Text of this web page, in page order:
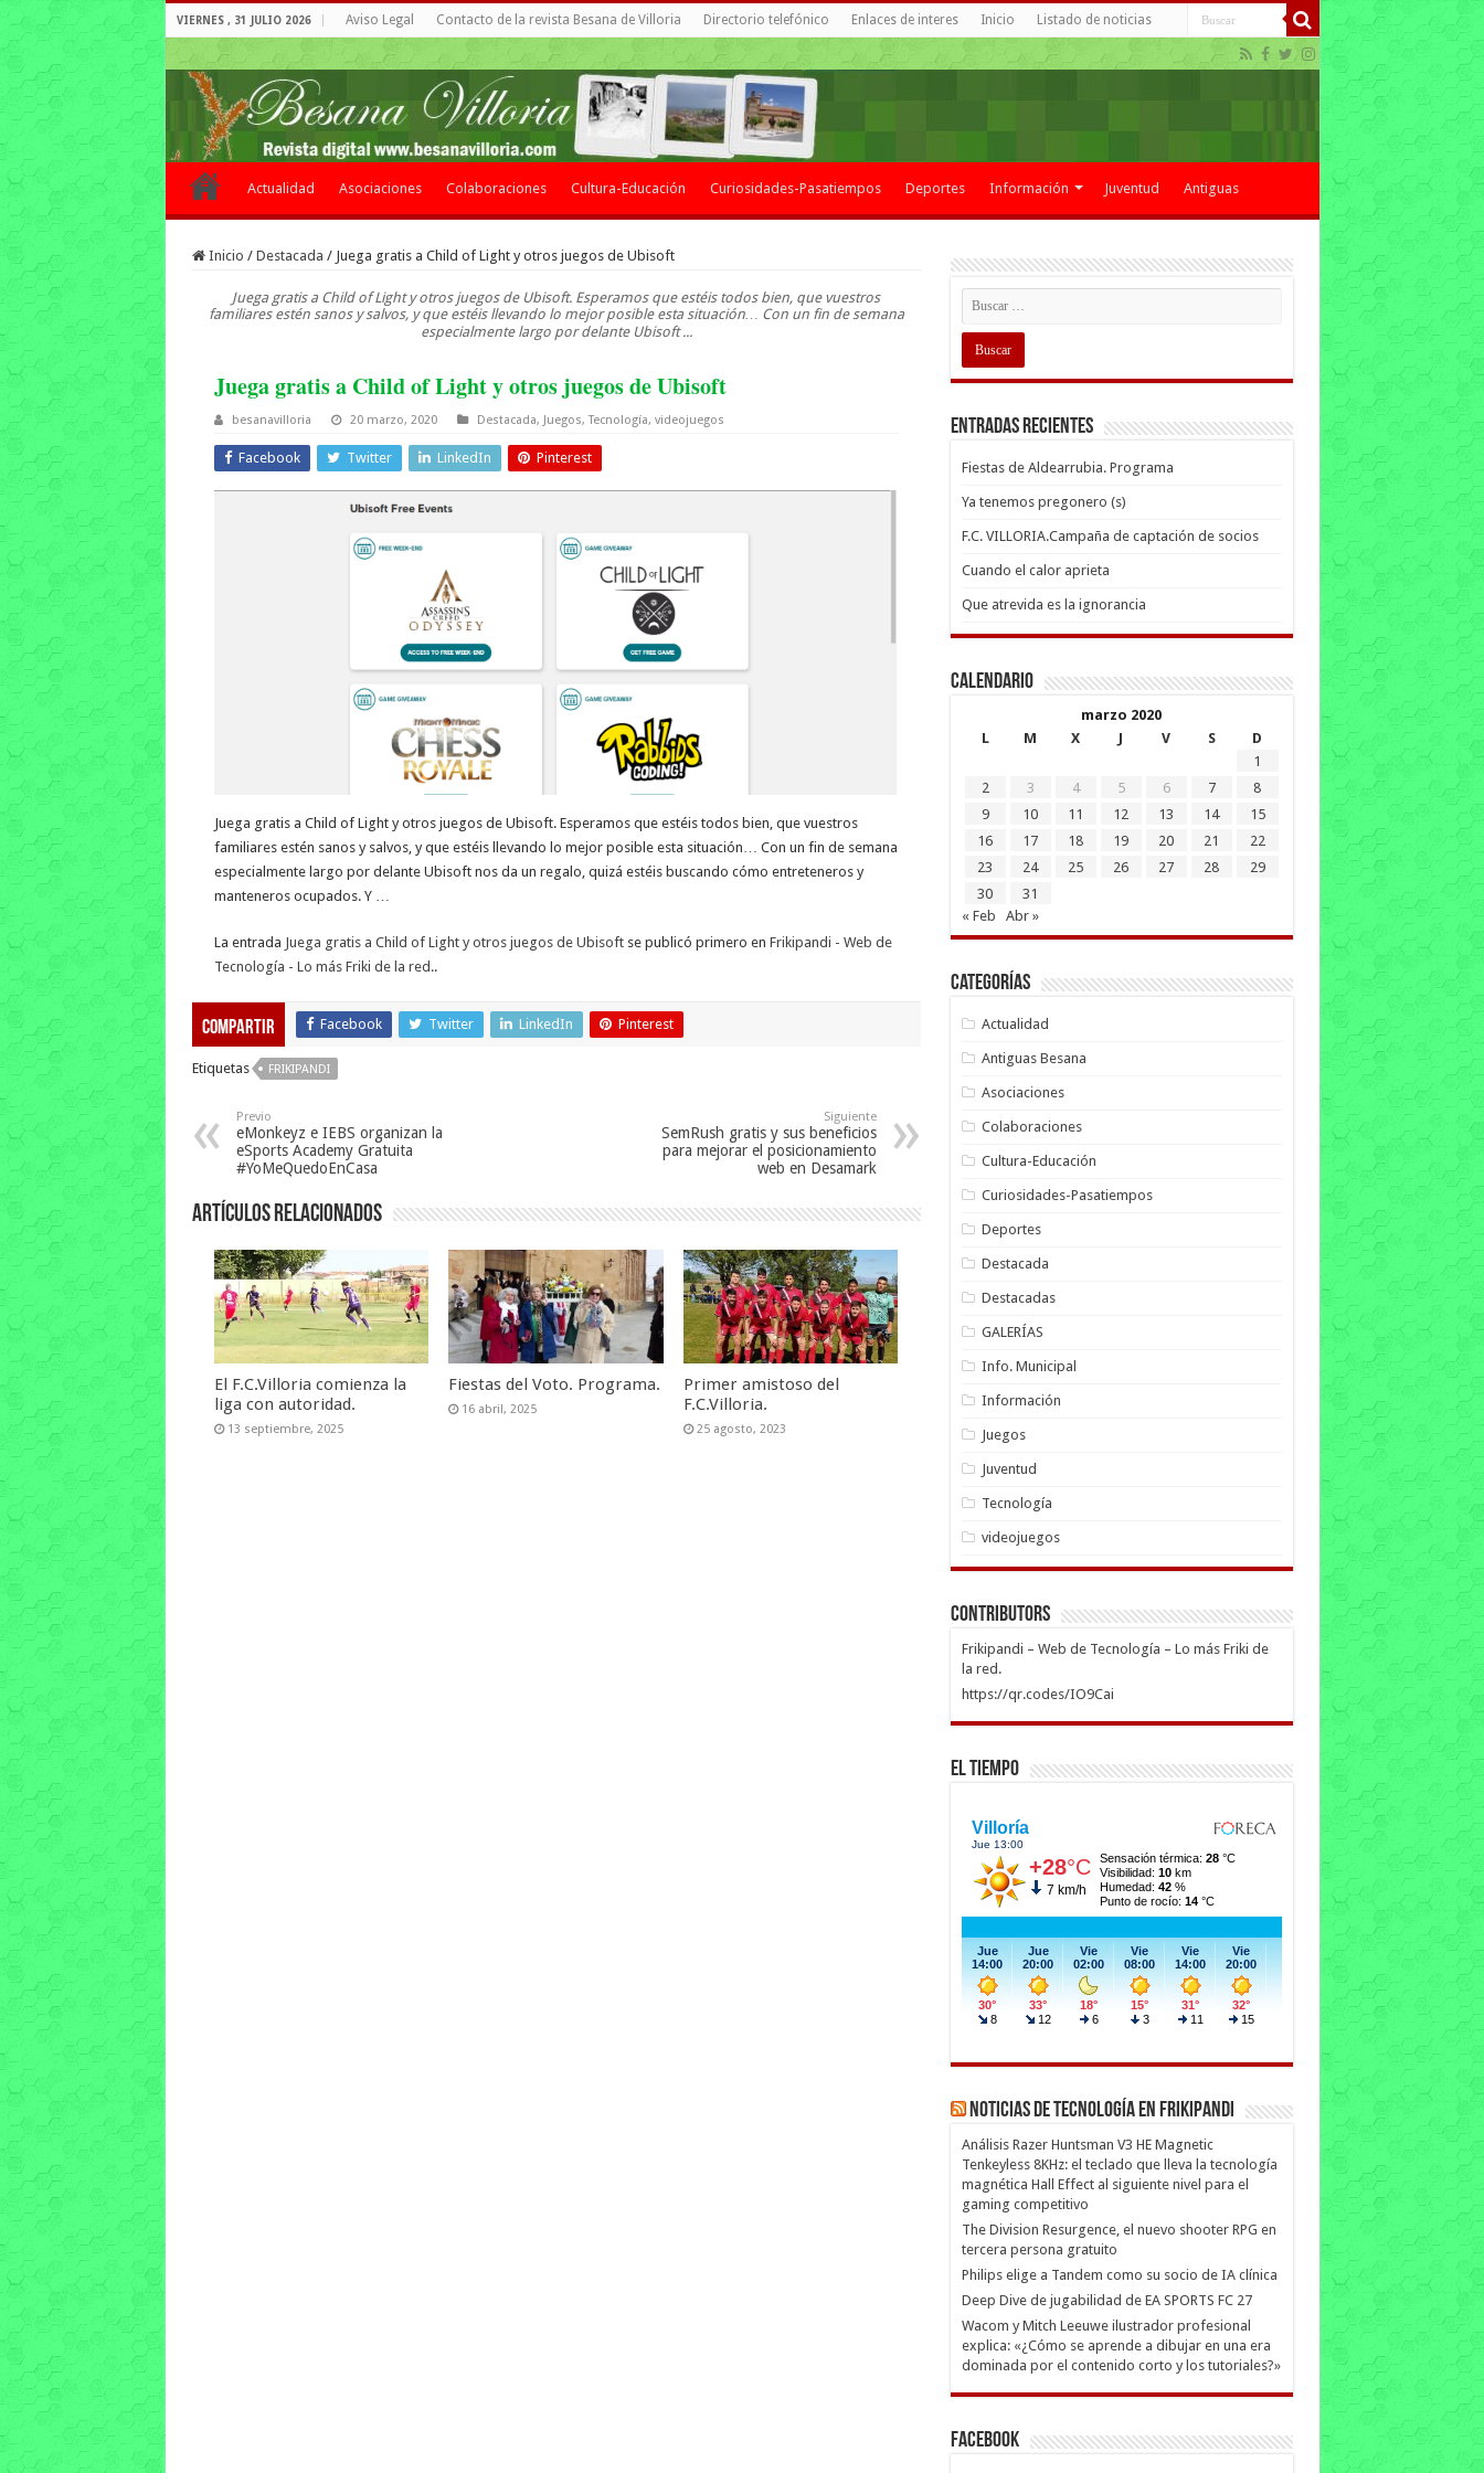
VIERNES , 31 JULIO 2026 Aviso Legal Contacto de la revista Besana de Villoria Directorio telefónico Enlaces de interes Inicio Listado de noticias
Actualidad Asociaciones Colaboraciones Cultura-Educación Curiosidades-Pasatiempos Deportes Información Juventud Antiguas
Inicio / Destacada / Juega gratis a Child of Light y otros juegos de Ubisoft
Juega gratis a Child of Light y otros juegos de Ubisoft. Esperamos que estéis todos bien, que vuestros
familiares estén sanos y salvos, y que estéis llevando lo mejor posible esta situación… Con un fin de semana
especialmente largo por delante Ubisoft ...
Juega gratis a Child of Light y otros juegos de Ubisoft
besanavilloria 20 marzo, 2020 Destacada, Juegos,Tecnología, videojuegos
Facebook Twitter LinkedIn Pinterest
Juega gratis a Child of Light y otros juegos de Ubisoft. Esperamos que estéis todos bien, que vuestros
familiares estén sanos y salvos, y que estéis llevando lo mejor posible esta situación… Con un fin de semana
especialmente largo por delante Ubisoft nos da un regalo, quizá estéis buscando cómo entreteneros y
manteneros ocupados. Y …
La entrada Juega gratis a Child of Light y otros juegos de Ubisoftse publicó primero en Frikipandi - Web de
Tecnología - Lo más Friki de la red..
Compartir Facebook Twitter LinkedIn Pinterest
Etiquetas FRIKIPANDI
Previo
eMonkeyz e IEBS organizan la
eSports Academy Gratuita
#YoMeQuedoEnCasa
Siguiente
SemRush gratis y sus beneficios
para mejorar el posicionamiento
web en Desamark
Artículos relacionados
El F.C.Villoria comienza la
liga con autoridad.
13 septiembre, 2025
Fiestas del Voto. Programa.
16 abril, 2025
Primer amistoso del
F.C.Villoria.
25 agosto, 2023
Entradas recientes
Fiestas de Aldearrubia. Programa
Ya tenemos pregonero (s)
F.C. VILLORIA.Campaña de captación de socios
Cuando el calor aprieta
Que atrevida es la ignorancia
Calendario
marzo 2020
L
M X J V S
D
1
2
3 4 5 6 7
8
9
10 11 12 13 14
15
16
17 18 19 20 21
22
23
24 25 26 27 28
29
30
31
« Feb
Abr »
Categorías
Actualidad
Antiguas Besana
Asociaciones
Colaboraciones
Cultura-Educación
Curiosidades-Pasatiempos
Deportes
Destacada
Destacadas
GALERÍAS
Info. Municipal
Información
Juegos
Juventud
Tecnología
videojuegos
Contributors
Frikipandi – Web de Tecnología – Lo más Friki de
la red.
https://qr.codes/IO9Cai
El Tiempo
Noticias de Tecnología en Frikipandi
Análisis Razer Huntsman V3 HE Magnetic
Tenkeyless 8KHz: el teclado que lleva la tecnología
magnética Hall Effect al siguiente nivel para el
gaming competitivo
The Division Resurgence, el nuevo shooter RPG en
tercera persona gratuito
Philips elige a Tandem como su socio de IA clínica
Deep Dive de jugabilidad de EA SPORTS FC 27
Wacom y Mitch Leeuwe ilustrador profesional
explica: «¿Cómo se aprende a dibujar en una era
dominada por el contenido corto y los tutoriales?»
Facebook